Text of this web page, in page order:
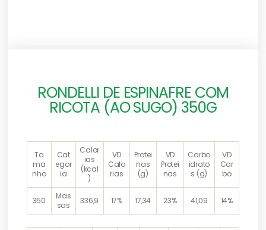
RONDELLI DE ESPINAFRE COM
RICOTA (AO SUGO) 350G
Ta
ma
nho
Cat
egor
ia
Calor
ias
(kcal
)
VD
Calo
rias
Protei
nas
(g)
VD
Protei
nas
Carbo
idrato
s (g)
VD
Car
bo
350
Mas
sas
336,9 17% 17,34 23% 41,09 14%